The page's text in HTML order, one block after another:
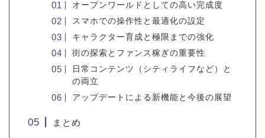
オープンワールドとしての高い完成度
スマホでの操作性と最適化の設定
キャラクター育成と極限までの強化
街の探索とファンス稼ぎの重要性
日常コンテンツ（シティライフなど）と
の両立
アップデートによる新機能と今後の展望
まとめ